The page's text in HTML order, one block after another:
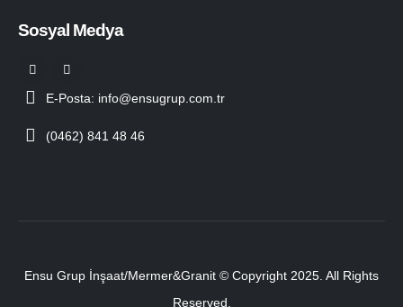
Sosyal Medya
E-Posta: info@ensugrup.com.tr
(0462) 841 48 46
Ensu Grup İnşaat/Mermer&Granit © Copyright 2025. All Rights
Reserved.